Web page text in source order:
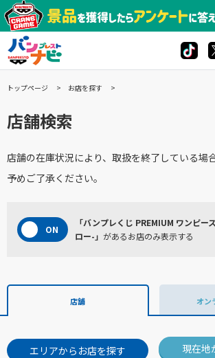
トップページ お店を探す
店舗検索
店舗の在庫状況により、取扱を終了している場
予めご了承ください。
「バンプレくじ PREMIUM ワンピー
ロー-」 があるお店のみ表示する
店舗 オン
エリアからお店を探す 現在地